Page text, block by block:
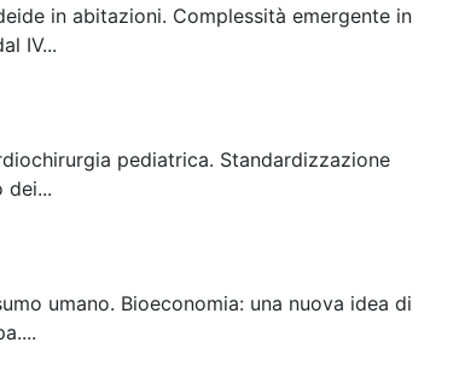
in abitazioni. Complessità emergente in
IV...
pediatrica. Standardizzazione
dei...
umano. Bioeconomia: una nuova idea di